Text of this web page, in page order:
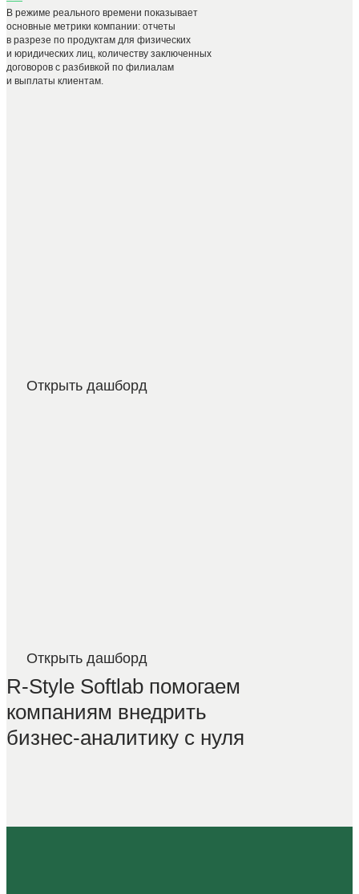
В режиме реального времени показывает
основные метрики компании: отчеты
в разрезе по продуктам для физических
и юридических лиц, количеству заключенных
договоров с разбивкой по филиалам
и выплаты клиентам.
Открыть дашборд⠀
Открыть дашборд⠀
R-Style Softlab помогаем
компаниям внедрить
бизнес-аналитику с нуля